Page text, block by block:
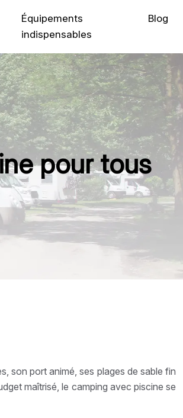
Équipements
indispensables
Blog
pour tous
son port animé, ses plages de sable fin
maîtrisé, le camping avec piscine se